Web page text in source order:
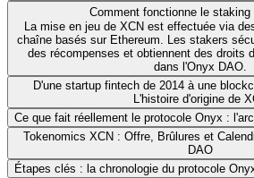
Comment fonctionne le staking
La mise en jeu de XCN est effectuée via
chaîne basés sur Ethereum. Les stakers
des récompenses et obtiennent des droits
dans l'Onyx DAO.
D'une startup fintech de 2014 à une
L'histoire d'origine de
Ce que fait réellement le protocole Onyx :
Tokenomics XCN : Offre, Brûlures et
DAO
Étapes clés : la chronologie du protocole